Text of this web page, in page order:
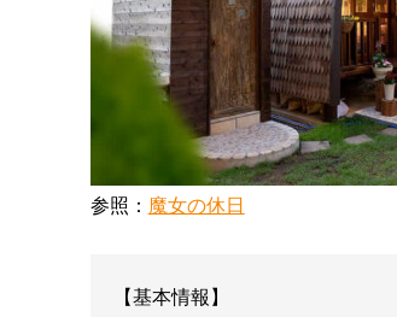
参照： 魔女の休日
【基本情報】